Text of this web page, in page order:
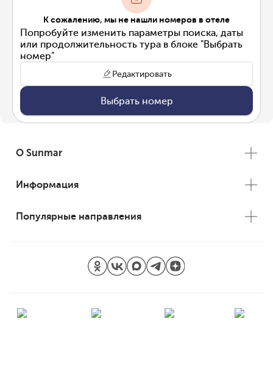
К сожалению, мы не нашли номеров в отеле
Попробуйте изменить параметры поиска, даты
или продолжительность тура в блоке "Выбрать
номер"
Редактировать
Выбрать номер
О Sunmar
Информация
Популярные направления